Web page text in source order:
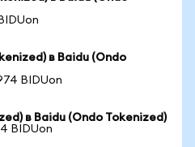
в Baidu (Ondo
BIDUon
в Baidu (Ondo Tokenized)
BIDUon